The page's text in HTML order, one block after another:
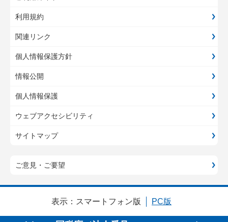
利用規約
関連リンク
個人情報保護方針
情報公開
個人情報保護
ウェブアクセシビリティ
サイトマップ
ご意見・ご要望
表示： スマートフォン版 PC版